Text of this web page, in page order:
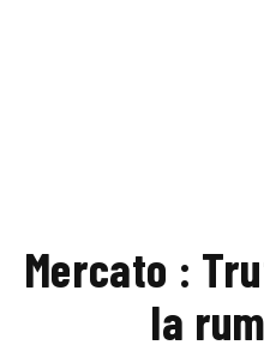
Mercato :
la